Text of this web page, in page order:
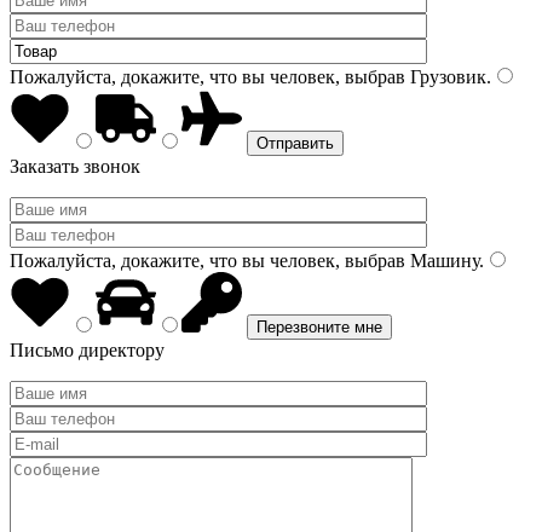
Пожалуйста, докажите, что вы человек, выбрав Грузовик.
Заказать звонок
Пожалуйста, докажите, что вы человек, выбрав Машину.
Письмо директору